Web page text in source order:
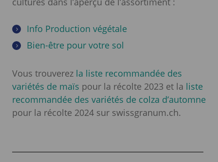
Info Production végétale
Bien-être pour votre sol
Vous trouverez la liste recommandée des
variétés de maïs pour la récolte 2023 et la liste
recommandée des variétés de colza d’automne
pour la récolte 2024 sur swissgranum.ch.